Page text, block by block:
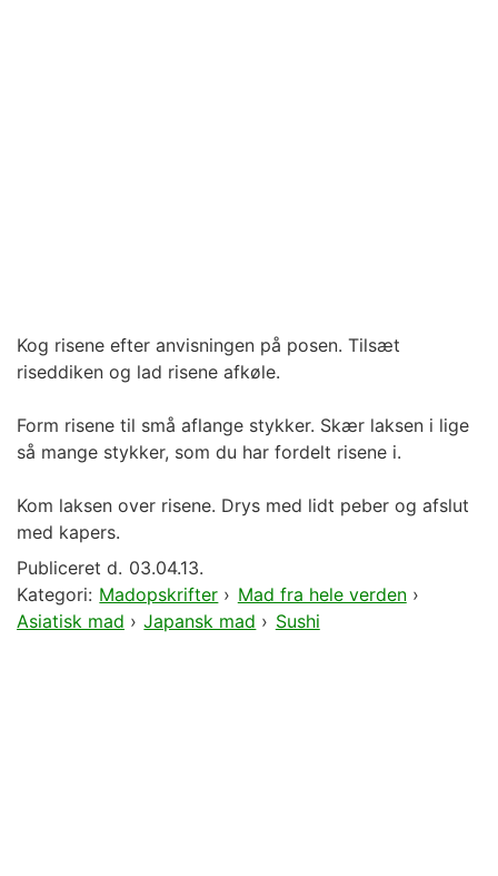
Kog risene efter anvisningen på posen. Tilsæt
riseddiken og lad risene afkøle.
Form risene til små aflange stykker. Skær laksen i lige
så mange stykker, som du har fordelt risene i.
Kom laksen over risene. Drys med lidt peber og afslut
med kapers.
Publiceret d. 03.04.13.
Kategori: Madopskrifter › Mad fra hele verden›
Asiatisk mad › Japansk mad › Sushi